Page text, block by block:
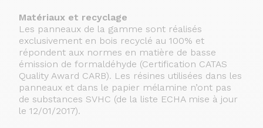
Matériaux et recyclage
Les panneaux de la gamme sont réalisés
exclusivement en bois recyclé au 100% et
répondent aux normes en matière de basse
émission de formaldéhyde (Certification CATAS
Quality Award CARB). Les résines utilisées dans les
panneaux et dans le papier mélamine n’ont pas
de substances SVHC (de la liste ECHA mise à jour
le 12/01/2017).